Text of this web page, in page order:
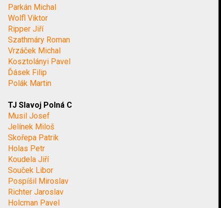
Parkán Michal
Wolfl Viktor
Ripper Jiří
Szathmáry Roman
Vrzáček Michal
Kosztolányi Pavel
Ďásek Filip
Polák Martin
TJ Slavoj Polná C
Musil Josef
Jelínek Miloš
Skořepa Patrik
Holas Petr
Koudela Jiří
Souček Libor
Pospíšil Miroslav
Richter Jaroslav
Holcman Pavel